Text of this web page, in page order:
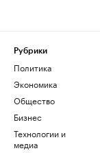
Рубрики
Политика
Экономика
Общество
Бизнес
Технологии и
медиа